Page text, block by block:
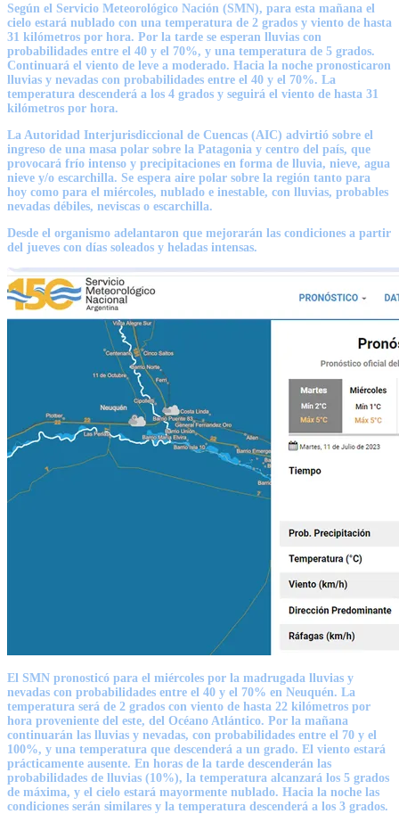
Según el Servicio Meteorológico Nación (SMN), para esta mañana el
cielo estará nublado con una temperatura de 2 grados y viento de hasta
31 kilómetros por hora. Por la tarde se esperan lluvias con
probabilidades entre el 40 y el 70%, y una temperatura de 5 grados.
Continuará el viento de leve a moderado. Hacia la noche pronosticaron
lluvias y nevadas con probabilidades entre el 40 y el 70%. La
temperatura descenderá a los 4 grados y seguirá el viento de hasta 31
kilómetros por hora.
La Autoridad Interjurisdiccional de Cuencas (AIC) advirtió sobre el
ingreso de una masa polar sobre la Patagonia y centro del país, que
provocará frío intenso y precipitaciones en forma de lluvia, nieve, agua
nieve y/o escarchilla. Se espera aire polar sobre la región tanto para
hoy como para el miércoles, nublado e inestable, con lluvias, probables
nevadas débiles, neviscas o escarchilla.
Desde el organismo adelantaron que mejorarán las condiciones a partir
del jueves con días soleados y heladas intensas.
El SMN pronosticó para el miércoles por la madrugada lluvias y
nevadas con probabilidades entre el 40 y el 70% en Neuquén. La
temperatura será de 2 grados con viento de hasta 22 kilómetros por
hora proveniente del este, del Océano Atlántico. Por la mañana
continuarán las lluvias y nevadas, con probabilidades entre el 70 y el
100%, y una temperatura que descenderá a un grado. El viento estará
prácticamente ausente. En horas de la tarde descenderán las
probabilidades de lluvias (10%), la temperatura alcanzará los 5 grados
de máxima, y el cielo estará mayormente nublado. Hacia la noche las
condiciones serán similares y la temperatura descenderá a los 3 grados.